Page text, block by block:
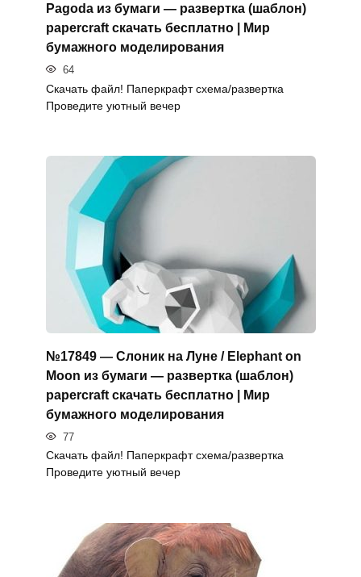
Pagoda из бумаги — развертка (шаблон)
papercraft скачать бесплатно | Мир
бумажного моделирования
64
Скачать файл! Паперкрафт схема/развертка
Проведите уютный вечер
№17849 — Слоник на Луне / Elephant on
Moon из бумаги — развертка (шаблон)
papercraft скачать бесплатно | Мир
бумажного моделирования
77
Скачать файл! Паперкрафт схема/развертка
Проведите уютный вечер